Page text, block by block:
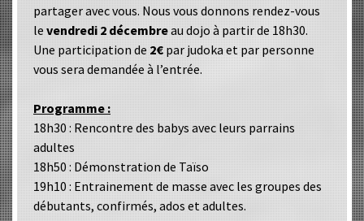
partager avec vous. Nous vous donnons rendez-vous
le vendredi 2 décembreau dojo à partir de 18h30.
Une participation de 2€ par judoka et par personne
vous sera demandée à l’entrée.
Programme :
18h30 : Rencontre des babys avec leurs parrains
adultes
18h50 : Démonstration de Taïso
19h10 : Entrainement de masse avec les groupes des
débutants, confirmés, ados et adultes.